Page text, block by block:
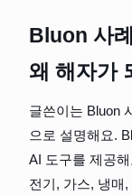
Bluon 사
왜 해자가
글쓴이는 Bluon
으로 설명해요.
AI 도구를 제공
전기, 가스, 냉매